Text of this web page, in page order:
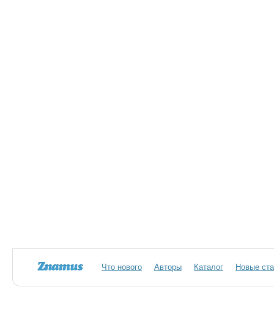
Что нового Авторы Каталог Новые